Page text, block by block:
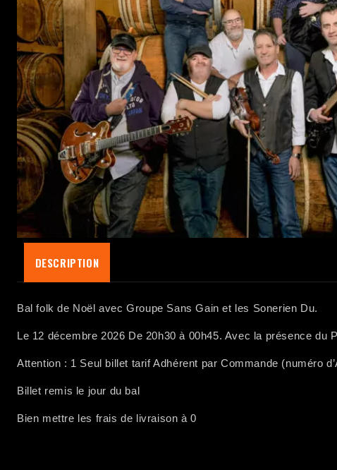
DESCRIPTION
Bal folk de Noël avec Groupe Sans Gain et les Sonerien Du.
Le 12 décembre 2026 De 20h30 à 00h45. Avec la présence
Attention : 1 Seul billet tarif Adhérent par Commande (numéro
Billet remis le jour du bal
Bien mettre les frais de livraison à 0